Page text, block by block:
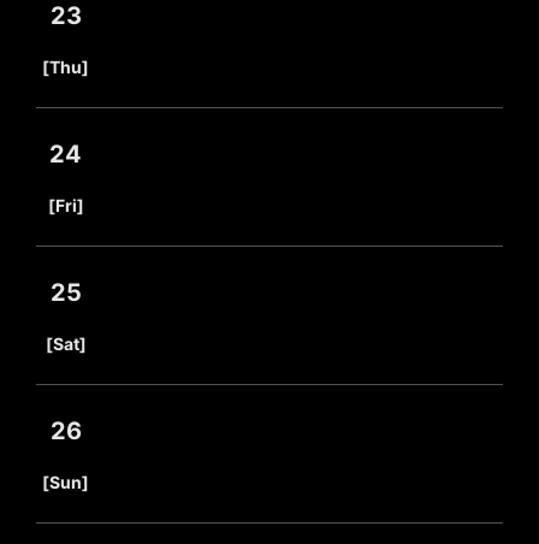
23
[Thu]
24
[Fri]
25
[Sat]
26
[Sun]